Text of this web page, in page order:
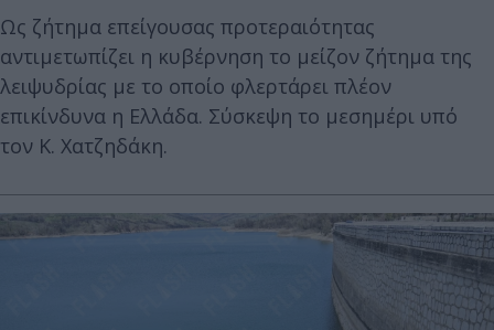
Ως ζήτημα επείγουσας προτεραιότητας
αντιμετωπίζει η κυβέρνηση το μείζον ζήτημα της
λειψυδρίας με το οποίο φλερτάρει πλέον
επικίνδυνα η Ελλάδα. Σύσκεψη το μεσημέρι υπό
τον Κ. Χατζηδάκη.